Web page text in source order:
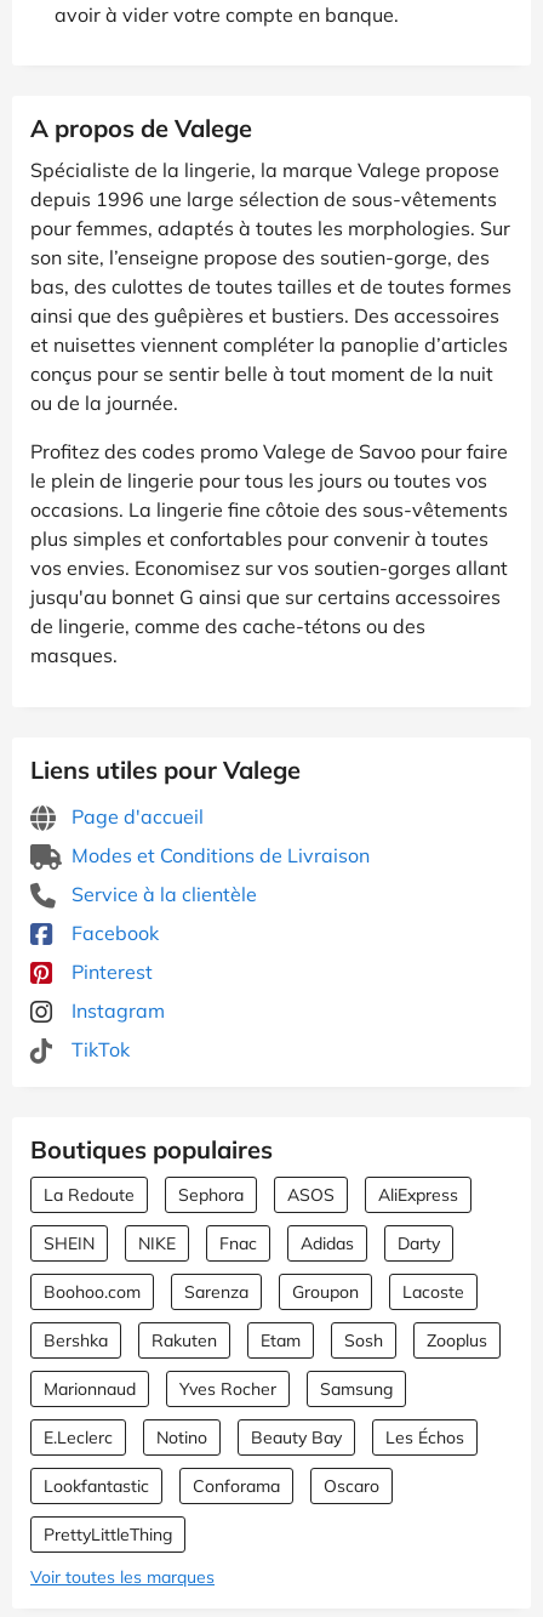
avoir à vider votre compte en banque.
A propos de Valege
Spécialiste de la lingerie, la marque Valege propose
depuis 1996 une large sélection de sous-vêtements
pour femmes, adaptés à toutes les morphologies. Sur
son site, l’enseigne propose des soutien-gorge, des
bas, des culottes de toutes tailles et de toutes formes
ainsi que des guêpières et bustiers. Des accessoires
et nuisettes viennent compléter la panoplie d’articles
conçus pour se sentir belle à tout moment de la nuit
ou de la journée.
Profitez des codes promo Valege de Savoo pour faire
le plein de lingerie pour tous les jours ou toutes vos
occasions. La lingerie fine côtoie des sous-vêtements
plus simples et confortables pour convenir à toutes
vos envies. Economisez sur vos soutien-gorges allant
jusqu'au bonnet G ainsi que sur certains accessoires
de lingerie, comme des cache-tétons ou des
masques.
Liens utiles pour Valege
Page d'accueil
Modes et Conditions de Livraison
Service à la clientèle
Facebook
Pinterest
Instagram
TikTok
Boutiques populaires
La Redoute Sephora ASOS AliExpress
SHEIN NIKE Fnac Adidas Darty
Boohoo.com Sarenza Groupon Lacoste
Bershka Rakuten Etam Sosh Zooplus
Marionnaud Yves Rocher Samsung
E.Leclerc Notino Beauty Bay Les Échos
Lookfantastic Conforama Oscaro
PrettyLittleThing
Voir toutes les marques